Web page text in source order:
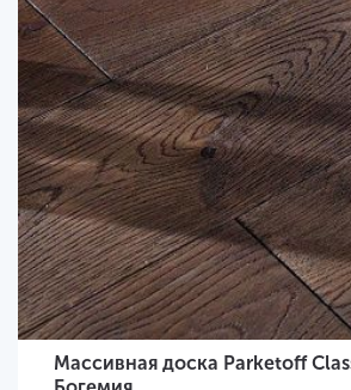
Массивная доска Parketoff